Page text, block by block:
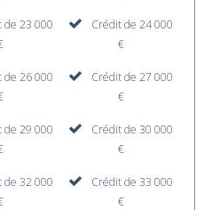
de 23 000
Crédit de 24 000
€
de 26 000
Crédit de 27 000
€
de 29 000
Crédit de 30 000
€
de 32 000
Crédit de 33 000
€